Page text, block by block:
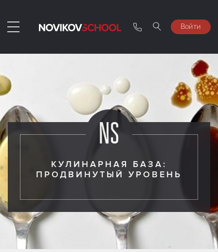
Войти
КУЛИНАРНАЯ БАЗА:
ПРОДВИНУТЫЙ УРОВЕНЬ